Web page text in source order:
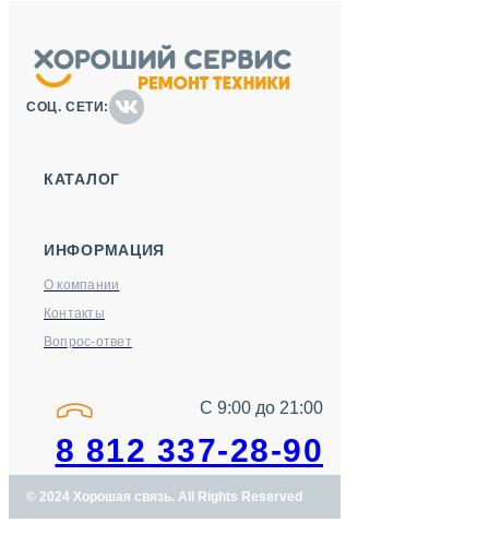
СОЦ. СЕТИ:
КАТАЛОГ
ИНФОРМАЦИЯ
О компании
Контакты
Вопрос-ответ
С 9:00 до 21:00
8 812 337-28-90
© 2024 Хорошая связь. All Rights Reserved